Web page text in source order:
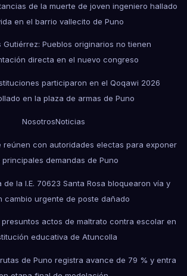
de la muerte de joven ingeniero hallado
en el barrio vallecito de Puno
Gutiérrez: Pueblos originarios no tienen
directa en el nuevo congreso
participaron en el Qoqawi 2026
en la plaza de armas de Puno
NosotrosNoticias
reúnen con autoridades electas para exponer
principales demandas de Puno
de la I.E. 70623 Santa Rosa bloquearon vía y
cambio urgente de poste dañado
actos de maltrato contra escolar en
educativa de Atuncolla
de Puno registra avance de 79 % y entra